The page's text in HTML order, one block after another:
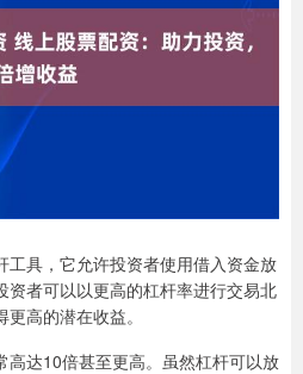
工具，它允许投资者使用借入资金放
资者可以以更高的杠杆率进行交易北
高的潜在收益。
高达10倍甚至更高。虽然杠杆可以放